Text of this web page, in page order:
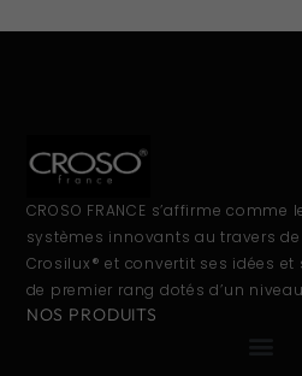
CROSO FRANCE s’affirme
systèmes innovants au travers
Crosilux® et convertit ses idées
de premier rang dotés d’un
NOS PRODUITS